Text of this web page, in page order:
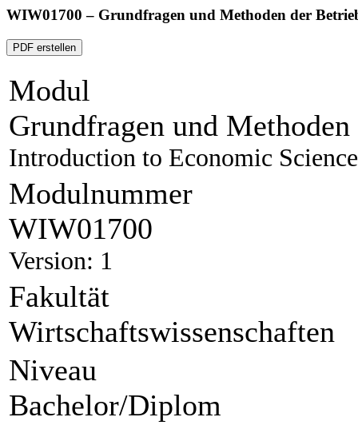
WIW01700 – Grundfragen und Methoden der
PDF erstellen
Modul
Grundfragen und
Introduction to Economic
Modulnummer
WIW01700
Version: 1
Fakultät
Wirtschaftswissenschaften
Niveau
Bachelor/Diplom